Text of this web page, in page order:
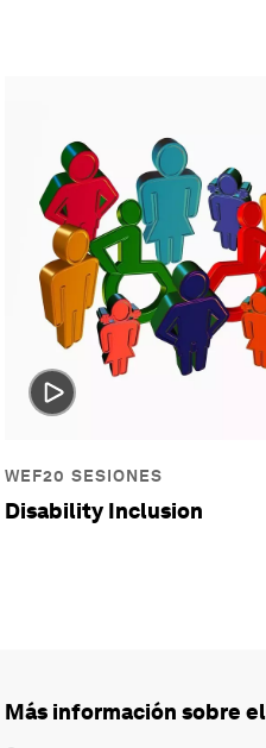
WEF20 SESIONES
Disability Inclusion
Más información sobre